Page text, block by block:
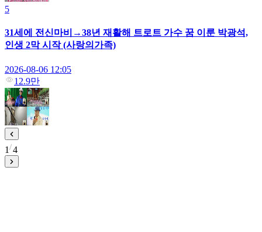
5
31세에 전신마비→38년 재활해 트로트 가수 꿈 이룬 박광석,
인생 2막 시작 (사랑의가족)
2026-08-06 12:05
12.9만
1 4